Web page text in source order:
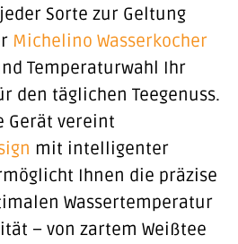
Sorte zur Geltung
Michelino Wasserkocher
Temperaturwahl Ihr
den täglichen Teegenuss.
Gerät vereint
mit intelligenter
Ihnen die präzise
Wassertemperatur
– von zartem Weißtee